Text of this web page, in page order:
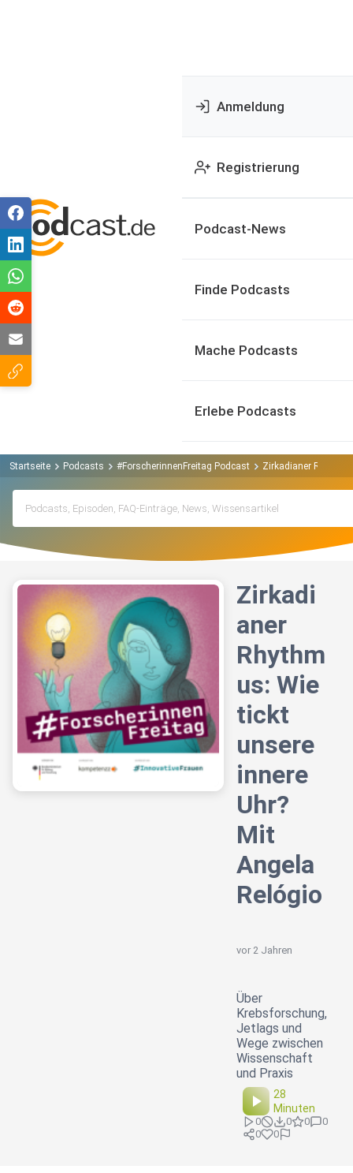
Anmeldung
Registrierung
Podcast-News
Finde Podcasts
Mache Podcasts
Erlebe Podcasts
Startseite Podcasts #ForscherinnenFreitag Podcast Zirkadianer
Zirkadi
aner
Rhythm
us: Wie
tickt
unsere
innere
Uhr?
Mit
Angela
Relógio
vor 2 Jahren
Über
Krebsforschung,
Jetlags und
Wege zwischen
Wissenschaft
und Praxis
28
Minuten
0 0 0
0
0
0